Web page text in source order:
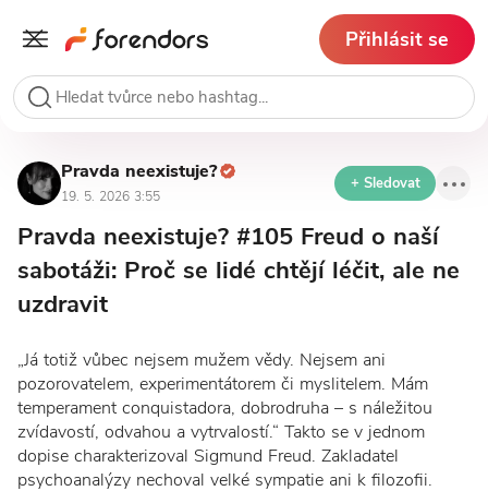
Přihlásit se
Pravda neexistuje?
19. 5. 2026 3:55
+ Sledovat
Pravda neexistuje? #105 Freud o naší
sabotáži: Proč se lidé chtějí léčit, ale ne
uzdravit
„Já totiž vůbec nejsem mužem vědy. Nejsem ani
pozorovatelem, experimentátorem či myslitelem. Mám
temperament conquistadora, dobrodruha – s náležitou
zvídavostí, odvahou a vytrvalostí.“ Takto se v jednom
dopise charakterizoval Sigmund Freud. Zakladatel
psychoanalýzy nechoval velké sympatie ani k filozofii.